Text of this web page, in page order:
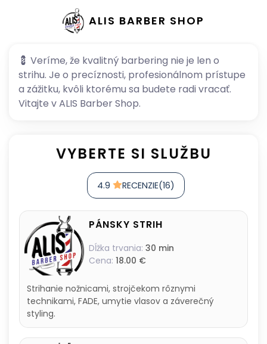
ALIS BARBER SHOP
💈 Veríme, že kvalitný barbering nie je len o
strihu. Je o precíznosti, profesionálnom prístupe
a zážitku, kvôli ktorému sa budete radi vracať.
Vitajte v ALIS Barber Shop.
VYBERTE SI SLUŽBU
4.9 RECENZIE(16)
PÁNSKY STRIH
Dĺžka trvania: 30 min
Cena: 18.00 €
Strihanie nožnicami, strojčekom rôznymi
technikami, FADE, umytie vlasov a záverečný
styling.